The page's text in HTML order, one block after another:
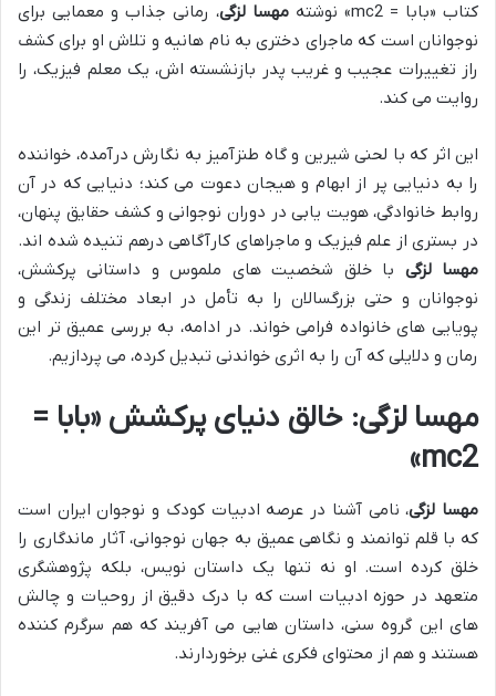
کتاب «بابا = mc2» نوشته مهسا لزگی، رمانی جذاب و معمایی برای
نوجوانان است که ماجرای دختری به نام هانیه و تلاش او برای کشف
راز تغییرات عجیب و غریب پدر بازنشسته اش، یک معلم فیزیک، را
روایت می کند.
این اثر که با لحنی شیرین و گاه طنزآمیز به نگارش درآمده، خواننده
را به دنیایی پر از ابهام و هیجان دعوت می کند؛ دنیایی که در آن
روابط خانوادگی، هویت یابی در دوران نوجوانی و کشف حقایق پنهان،
در بستری از علم فیزیک و ماجراهای کارآگاهی درهم تنیده شده اند.
مهسا لزگی با خلق شخصیت های ملموس و داستانی پرکشش،
نوجوانان و حتی بزرگسالان را به تأمل در ابعاد مختلف زندگی و
پویایی های خانواده فرامی خواند. در ادامه، به بررسی عمیق تر این
رمان و دلایلی که آن را به اثری خواندنی تبدیل کرده، می پردازیم.
مهسا لزگی: خالق دنیای پرکشش «بابا =
mc2»
مهسا لزگی، نامی آشنا در عرصه ادبیات کودک و نوجوان ایران است
که با قلم توانمند و نگاهی عمیق به جهان نوجوانی، آثار ماندگاری را
خلق کرده است. او نه تنها یک داستان نویس، بلکه پژوهشگری
متعهد در حوزه ادبیات است که با درک دقیق از روحیات و چالش
های این گروه سنی، داستان هایی می آفریند که هم سرگرم کننده
هستند و هم از محتوای فکری غنی برخوردارند.